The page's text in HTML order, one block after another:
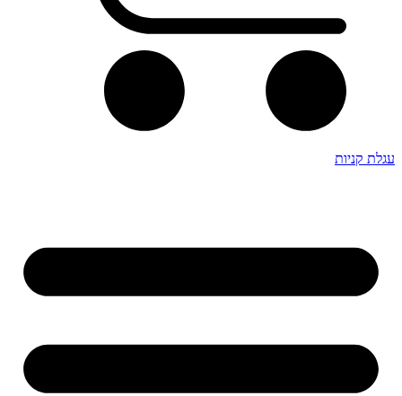
עגלת קניות